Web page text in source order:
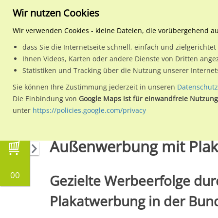
Wähle den Werbestandort:
00
Außenwerbung mit
Gezielte Werbeerfolge
Plakatwerbung in der
Wir nutzen Cookies
Wir verwenden Cookies - kleine Dateien, die vorübergehend
dass Sie die Internetseite schnell, einfach und
Ihnen Videos, Karten oder andere Dienste von Dritten
Statistiken und Tracking über die Nutzung unserer
Sie können Ihre Zustimmung jederzeit in unseren
Die Einbindung von Google Maps ist für einwandfreie
unter https://policies.google.com/privacy